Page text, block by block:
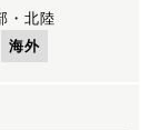
・北陸
海外